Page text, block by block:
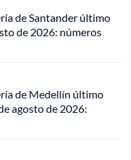
de Santander último
de 2026: números
de Medellín último
agosto de 2026: